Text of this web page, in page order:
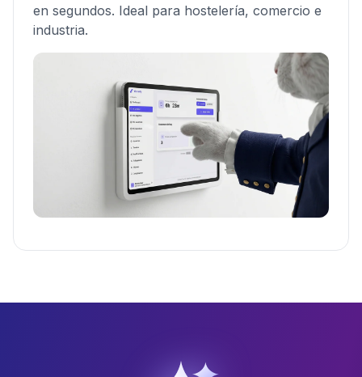
en segundos. Ideal para hostelería, comercio e
industria.